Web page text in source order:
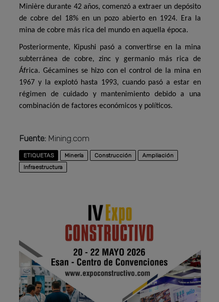
Minière durante 42 años, comenzó a extraer un depósito
de cobre del 18% en un pozo abierto en 1924. Era la
mina de cobre más rica del mundo en aquella época.
Posteriormente, Kipushi pasó a convertirse en la mina
subterránea de cobre, zinc y germanio más rica de
África. Gécamines se hizo con el control de la mina en
1967 y la explotó hasta 1993, cuando pasó a estar en
régimen de cuidado y mantenimiento debido a una
combinación de factores económicos y políticos.
Fuente: Mining.com
ETIQUETAS Minería Construcción
Ampliación
Infraestructura